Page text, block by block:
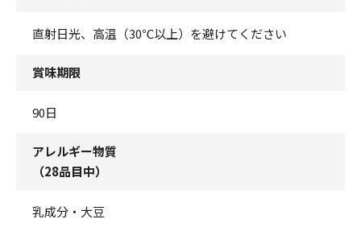
直射日光、高温（30℃以上）を避けてください
賞味期限
90日
アレルギー物質
（28品目中）
乳成分・大豆